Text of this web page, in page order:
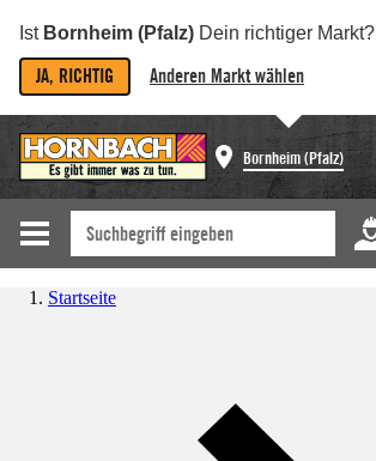
Ist Bornheim (Pfalz) Dein richtiger Markt?
JA, RICHTIG Anderen Markt wählen
Bornheim (Pfalz)
Startseite